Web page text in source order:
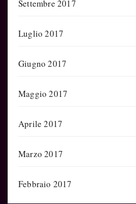
Settembre 2017
Luglio 2017
Giugno 2017
Maggio 2017
Aprile 2017
Marzo 2017
Febbraio 2017